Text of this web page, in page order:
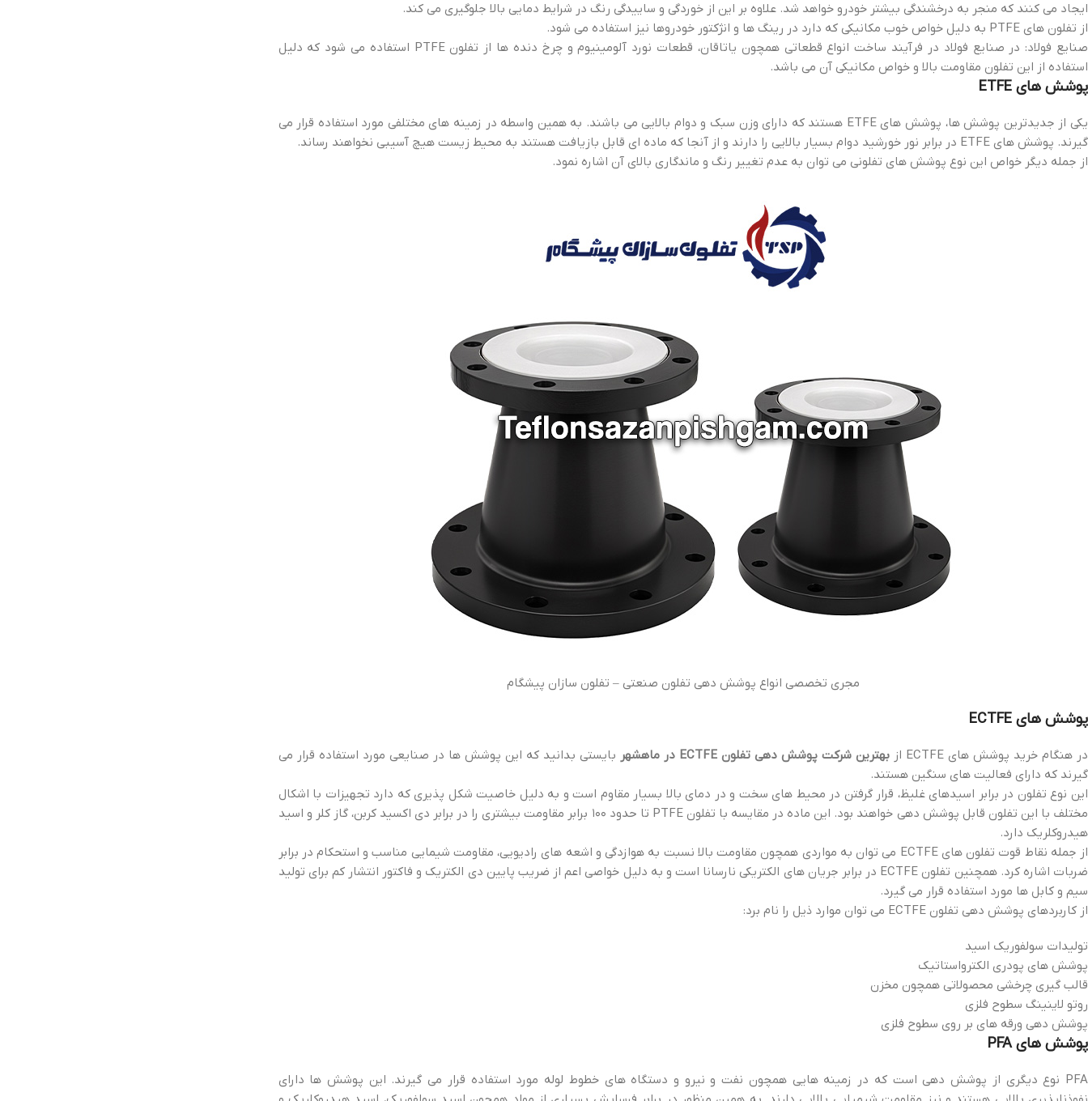
ایجاد می کنند که منجر به درخشندگی بیشتر خودرو خواهد شد. علاوه بر این از خوردگی و ساییدگی رنگ در شرایط دمایی بالا جلوگیری می کند.
از تفلون های PTFE به دلیل خواص خوب مکانیکی که دارد در رینگ ها و انژکتور خودروها نیز استفاده می شود.
صنایع فولاد: در صنایع فولاد در فرآیند ساخت انواع قطعاتی همچون یاتاقان، قطعات نورد آلومینیوم و چرخ دنده ها از تفلون PTFE استفاده می شود که دلیل
استفاده از این تفلون مقاومت بالا و خواص مکانیکی آن می باشد.
پوشش های ETFE
یکی از جدیدترین پوشش ها، پوشش های ETFE هستند که دارای وزن سبک و دوام بالایی می باشند. به همین واسطه در زمینه های مختلفی مورد استفاده قرار می
گیرند. پوشش های ETFE در برابر نور خورشید دوام بسیار بالایی را دارند و از آنجا که ماده ای قابل بازیافت هستند به محیط زیست هیچ آسیبی نخواهند رساند.
از جمله دیگر خواص این نوع پوشش های تفلونی می توان به عدم تغییر رنگ و ماندگاری بالای آن اشاره نمود.
مجری تخصصی انواع پوشش دهی تفلون صنعتی – تفلون سازان پیشگام
پوشش های ECTFE
در هنگام خرید پوشش های ECTFE از بهترین شرکت پوشش دهی تفلون ECTFE در ماهشهر
بایستی بدانید که این پوشش ها در صنایعی مورد استفاده قرار می
گیرند که دارای فعالیت های سنگین هستند.
این نوع تفلون در برابر اسیدهای غلیظ، قرار گرفتن در محیط های سخت و در دمای بالا بسیار مقاوم است و به دلیل خاصیت شکل پذیری که دارد تجهیزات با اشکال
مختلف با این تفلون قابل پوشش دهی خواهند بود. این ماده در مقایسه با تفلون PTFE تا حدود ۱۰۰ برابر مقاومت بیشتری را در برابر دی اکسید کربن، گاز کلر و اسید
هیدروکلریک دارد.
از جمله نقاط قوت تفلون های ECTFE می توان به مواردی همچون مقاومت بالا نسبت به هوازدگی و اشعه های رادیویی، مقاومت شیمایی مناسب و استحکام در برابر
ضربات اشاره کرد. همچنین تفلون ECTFE در برابر جریان های الکتریکی نارسانا است و به دلیل خواصی اعم از ضریب پایین دی الکتریک و فاکتور انتشار کم برای تولید
سیم و کابل ها مورد استفاده قرار می گیرد.
از کاربردهای پوشش دهی تفلون ECTFE می توان موارد ذیل را نام برد:
تولیدات سولفوریک اسید
پوشش های پودری الکترواستاتیک
قالب گیری چرخشی محصولاتی همچون مخزن
روتو لاینینگ سطوح فلزی
پوشش دهی ورقه های بر روی سطوح فلزی
پوشش های PFA
PFA نوع دیگری از پوشش دهی است که در زمینه هایی همچون نفت و نیرو و دستگاه های خطوط لوله مورد استفاده قرار می گیرند. این پوشش ها دارای